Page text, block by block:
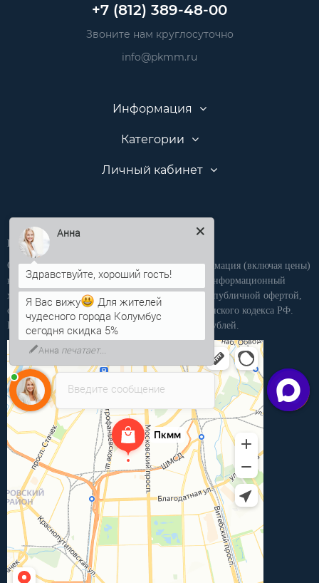
+7 (812) 389-48-00
Звоните нам круглосуточно
info@pkmm.ru
Информация
Категории
Личный кабинет
Производственная компания «ПКММ»
Обращаем Ваше внимание на то, что вся информация (включая цены)
на этом интернет-сайте носит исключительно информационный
характер, и ни при каких условиях не является публичной офертой,
определяемой положениями статьи 437 Гражданского кодекса РФ.
Розничная продажа осуществляется от 15 000 рублей.
Введите сообщение
Анна
Я Вас вижу
Для жителей
чудесного города Колумбус
сегодня скидка 5%
Анна печатает...